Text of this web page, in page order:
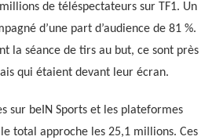
de téléspectateurs sur TF1. Un
d’une part d’audience de 81 %.
la séance de tirs au but, ce sont près
qui étaient devant leur écran.
sur beIN Sports et les plateformes
total approche les 25,1 millions. Ces